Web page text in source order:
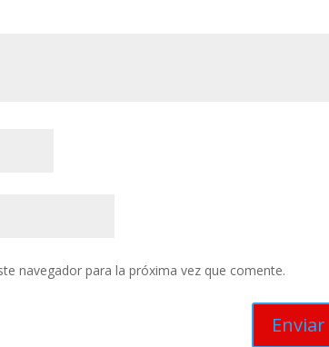
navegador para la próxima vez que comente.